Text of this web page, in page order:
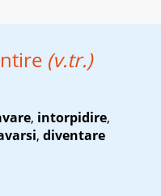
(v.tr.)
, intorpidire,
, diventare